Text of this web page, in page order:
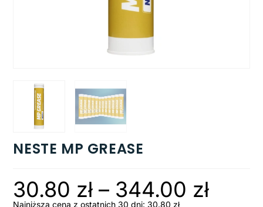
NESTE MP GREASE
30.80 zł – 344.00 zł
Najniższa cena z ostatnich 30 dni: 30.80 zł